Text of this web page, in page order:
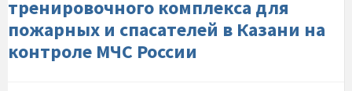
в-
Казани-
на-
тренировочного комплекса для
пожарных и спасателей в Казани на
контроле МЧС России